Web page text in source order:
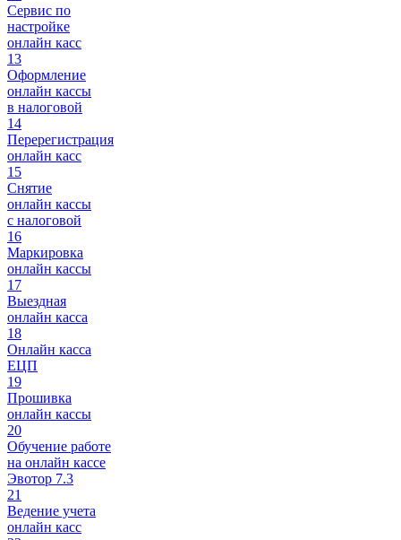
Сервис по
настройке
онлайн касс
13
Оформление
онлайн кассы
в налоговой
14
Перерегистрация
онлайн касс
15
Снятие
онлайн кассы
с налоговой
16
Маркировка
онлайн кассы
17
Выездная
онлайн касса
18
Онлайн касса
ЕЦП
19
Прошивка
онлайн кассы
20
Обучение работе
на онлайн кассе
Эвотор 7.3
21
Ведение учета
онлайн касс